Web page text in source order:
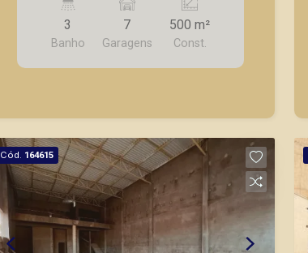
avenida de grande fluxo. A Piramid tem
como objetivo atender seus clientes
com agilidade e segurança, em locação,
vendas de imóveis prontos, usados ou
3
Banho
7
Garagens
500 m²
Const.
Cód. 164615